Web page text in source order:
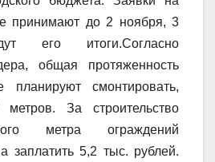
принимают до 2 ноября, 3
его итоги.Согласно
общая протяженность
планируют смонтировать,
метров. За строительство
метра ограждений
заплатить 5,2 тыс. рублей.